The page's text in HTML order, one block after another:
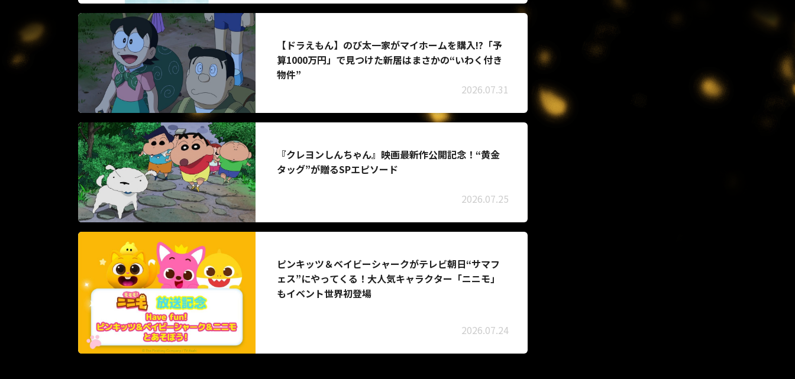
【ドラえもん】のび太一家がマイホームを購入!?「予
算1000万円」で見つけた新居はまさかの“いわく付き
物件”
2026.07.31
『クレヨンしんちゃん』映画最新作公開記念！“黄金
タッグ”が贈るSPエピソード
2026.07.25
ピンキッツ＆ベイビーシャークがテレビ朝日“サマフ
ェス”にやってくる！大人気キャラクター「ニニモ」
もイベント世界初登場
2026.07.24